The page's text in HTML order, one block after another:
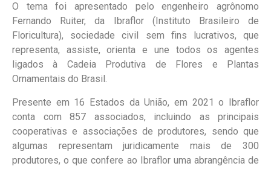
O tema foi apresentado pelo engenheiro agrônomo
Fernando Ruiter, da Ibraflor (Instituto Brasileiro de
Floricultura), sociedade civil sem fins lucrativos, que
representa, assiste, orienta e une todos os agentes
ligados à Cadeia Produtiva de Flores e Plantas
Ornamentais do Brasil.
Presente em 16 Estados da União, em 2021 o Ibraflor
conta com 857 associados, incluindo as principais
cooperativas e associações de produtores, sendo que
algumas representam juridicamente mais de 300
produtores, o que confere ao Ibraflor uma abrangência de